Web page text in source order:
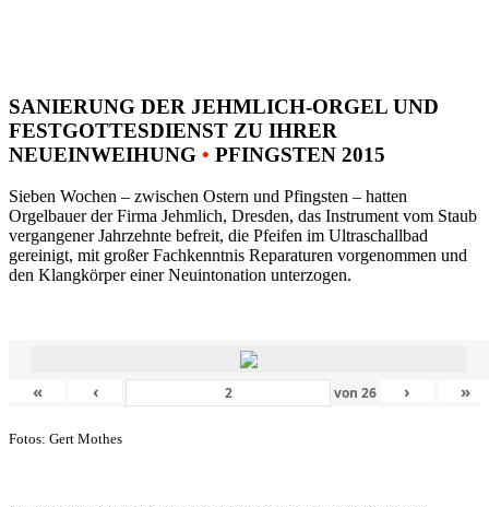
SANIERUNG DER JEHMLICH-ORGEL UND
FESTGOTTESDIENST ZU IHRER
NEUEINWEIHUNG • PFINGSTEN 2015
Sieben Wochen – zwischen Ostern und Pfingsten – hatten
Orgelbauer der Firma Jehmlich, Dresden, das Instrument vom Staub
vergangener Jahrzehnte befreit, die Pfeifen im Ultraschallbad
gereinigt, mit großer Fachkenntnis Reparaturen vorgenommen und
den Klangkörper einer Neuintonation unterzogen.
« ‹ von26 › »
Fotos: Gert Mothes